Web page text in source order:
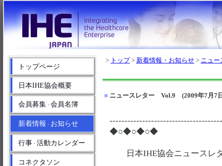
> トップ> 新着情報・お知らせ > ニュー
■ ニュースレター Vol.9 (2009年7月7
◆○◆○◆○◆
日本IHE協会ニュースレ
トップページ
日本IHE協会概要
会員募集 ・ 会員名簿
新着情報 ・ お知らせ
行事 ・ 活動カレンダー
コネクタソン